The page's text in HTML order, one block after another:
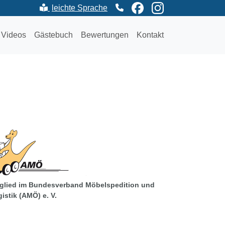
leichte Sprache
Videos Gästebuch Bewertungen Kontakt
im Bundes­verband Möbel­spedition und
(AMÖ) e. V.